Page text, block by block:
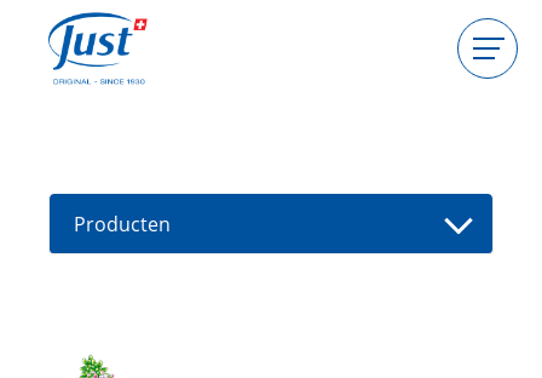
Consulente worden
Gids
Producten